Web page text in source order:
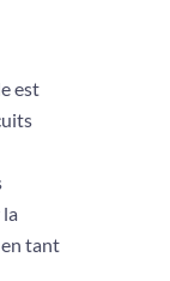
est
la
tant